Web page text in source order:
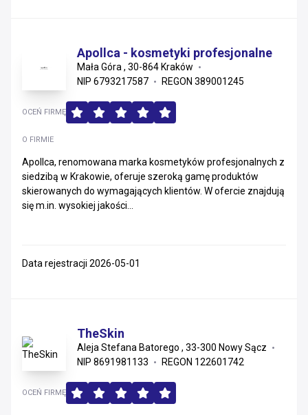
Apollca - kosmetyki profesjonalne
Mała Góra , 30-864 Kraków
NIP 6793217587
REGON 389001245
O FIRMIE
Apollca, renomowana marka kosmetyków profesjonalnych z
siedzibą w Krakowie, oferuje szeroką gamę produktów
skierowanych do wymagających klientów. W ofercie znajdują
się m.in. wysokiej jakości...
OCEŃ FIRMĘ
Data rejestracji 2026-05-01
TheSkin
Aleja Stefana Batorego , 33-300 Nowy Sącz
NIP 8691981133
REGON 122601742
OCEŃ FIRMĘ